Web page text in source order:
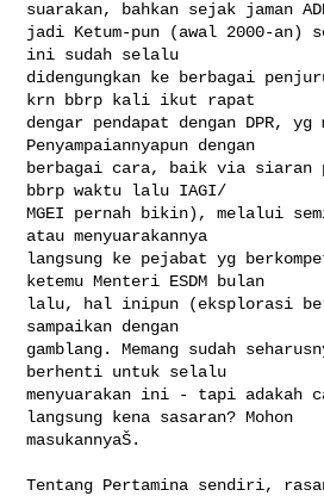
suarakan, bahkan sejak jaman
jadi Ketum-pun (awal 2000-an)
ini sudah selalu
didengungkan ke berbagai
krn bbrp kali ikut rapat
dengar pendapat dengan DPR,
Penyampaiannyapun dengan
berbagai cara, baik via siaran
bbrp waktu lalu IAGI/
MGEI pernah bikin), melalui
atau menyuarakannya
langsung ke pejabat yg
ketemu Menteri ESDM bulan
lalu, hal inipun (eksplorasi
sampaikan dengan
gamblang. Memang sudah
berhenti untuk selalu
menyuarakan ini - tapi adakah
langsung kena sasaran? Mohon
masukannyaŠ.
Tentang Pertamina sendiri,